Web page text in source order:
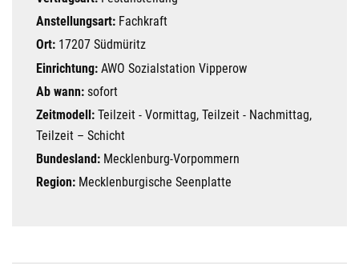
Anstellungsart: Fachkraft
Ort: 17207 Südmüritz
Einrichtung: AWO Sozialstation Vipperow
Ab wann: sofort
Zeitmodell: Teilzeit - Vormittag, Teilzeit - Nachmittag,
Teilzeit – Schicht
Bundesland: Mecklenburg-Vorpommern
Region: Mecklenburgische Seenplatte